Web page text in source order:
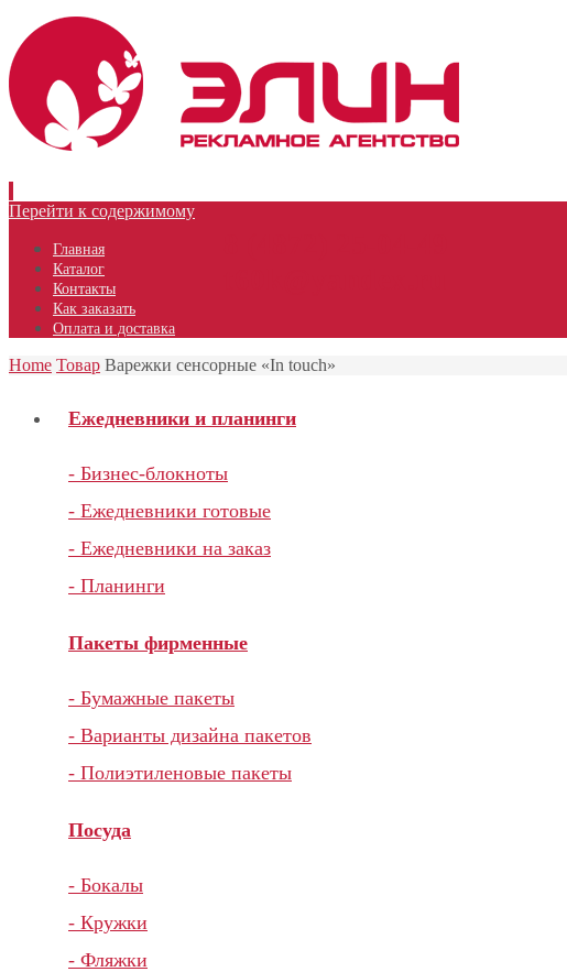
Перейти к содержимому
Главная
Каталог
Контакты
Как заказать
Оплата и доставка
Home Товар Варежки сенсорные «In touch»
Ежедневники и планинги
- Бизнес-блокноты
- Ежедневники готовые
- Ежедневники на заказ
- Планинги
Пакеты фирменные
- Бумажные пакеты
- Варианты дизайна пакетов
- Полиэтиленовые пакеты
Посуда
- Бокалы
- Кружки
- Фляжки